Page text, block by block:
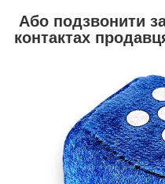
Або подзвонити
контактах